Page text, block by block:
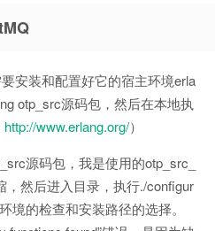
安装和配置好它的宿主环境erla
otp_src源码包，然后在本地执
http://www.erlang.org/）
源码包，我是使用的otp_src_
，然后进入目录，执行./configur
境的检查和安装路径的选择。